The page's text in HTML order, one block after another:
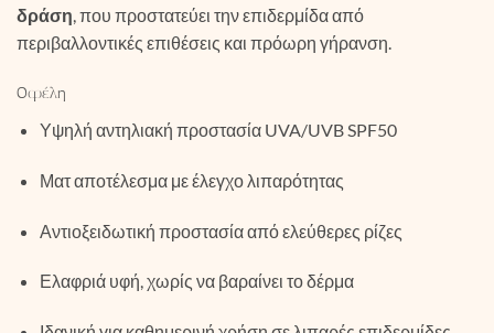
δράση, που προστατεύει την επιδερμίδα από
περιβαλλοντικές επιθέσεις και πρόωρη γήρανση.
Οφέλη
Υψηλή αντηλιακή προστασία UVA/UVB SPF50
Ματ αποτέλεσμα με έλεγχο λιπαρότητας
Αντιοξειδωτική προστασία από ελεύθερες ρίζες
Ελαφριά υφή, χωρίς να βαραίνει το δέρμα